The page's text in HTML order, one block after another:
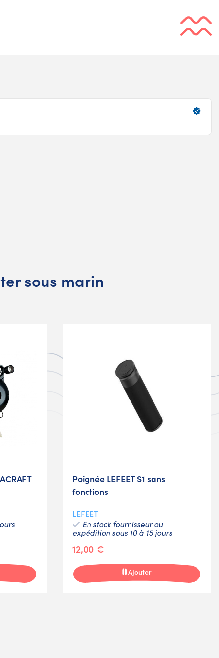
sous marin
Poignée LEFEET S1 sans
fonctions
LEFEET
En stock fournisseur ou
expédition sous 10 à 15 jours
12,00 €
Ajouter